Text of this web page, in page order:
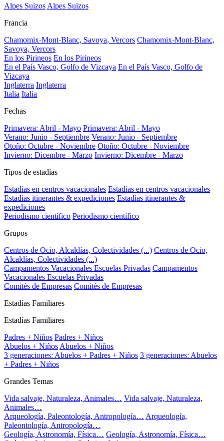
Alpes SuizosAlpes Suizos
Francia
Chamomix-Mont-Blanc, Savoya, Vercors Chamomix-Mont-Blanc,
Savoya, Vercors
En los Pirineos En los Pirineos
En el País Vasco, Golfo de Vizcaya En el País Vasco, Golfo de
Vizcaya
Inglaterra Inglaterra
Italia Italia
Fechas
Primavera: Abril - Mayo Primavera: Abril - Mayo
Verano: Junio - Septiembre Verano: Junio - Septiembre
Otoño: Octubre - Noviembre Otoño: Octubre - Noviembre
Invierno: Dicembre - Marzo Invierno: Dicembre - Marzo
Tipos de estadías
Estadías en centros vacacionales Estadías en centros vacacionales
Estadías itinerantes & expediciones Estadías itinerantes &
expediciones
Periodismo científico Periodismo científico
Grupos
Centros de Ocio, Alcaldías, Colectividades (...) Centros de Ocio,
Alcaldías, Colectividades (...)
Campamentos Vacacionales Escuelas Privadas Campamentos
Vacacionales Escuelas Privadas
Comités de Empresas Comités de Empresas
Estadías Familiares
Estadías Familiares
Padres + Niños Padres + Niños
Abuelos + NiñosAbuelos + Niños
3 generaciones: Abuelos + Padres + Niños 3 generaciones: Abuelos
+ Padres + Niños
Grandes Temas
Vida salvaje, Naturaleza, Animales… Vida salvaje, Naturaleza,
Animales…
Arqueología, Paleontología, Antropología… Arqueología,
Paleontología, Antropología…
Geología, Astronomía, Física… Geología, Astronomía, Física…